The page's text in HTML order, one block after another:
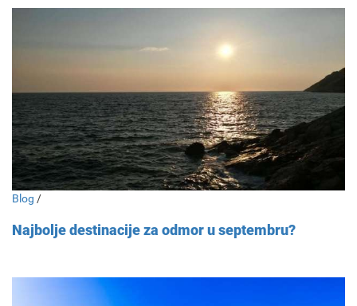
Blog /
Najbolje destinacije za odmor u septembru?